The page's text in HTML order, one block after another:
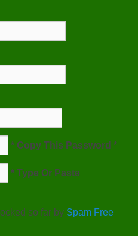
* Copy This Password *
* Type Or Paste
so far by Spam Free